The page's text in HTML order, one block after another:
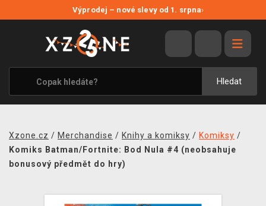
Výprodej – nové slevy od 1. srpna›
Hledat
VÝPRODEJ
VIDEOHRY
XZONE ORIGINALS
TÉMATIKY
MERCHANDISE
Xzone.cz / Merchandise / Knihy a komiksy / Komiksy /
Komiks Batman/Fortnite: Bod Nula #4 (neobsahuje
bonusový předmět do hry)